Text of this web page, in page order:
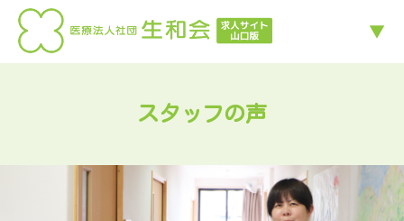
スタッフの声